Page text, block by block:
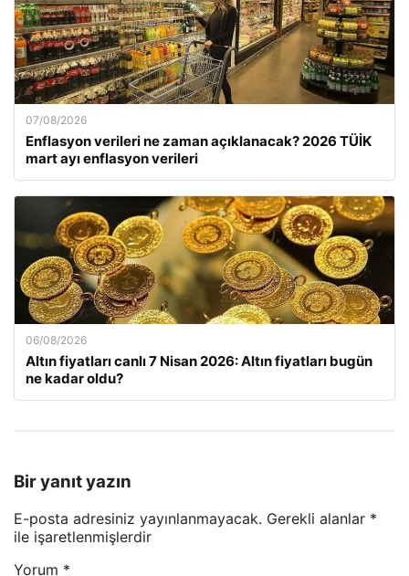
07/08/2026
Enflasyon verileri ne zaman açıklanacak? 2026 TÜİK
mart ayı enflasyon verileri
06/08/2026
Altın fiyatları canlı 7 Nisan 2026: Altın fiyatları bugün
ne kadar oldu?
Bir yanıt yazın
E-posta adresiniz yayınlanmayacak. Gerekli alanlar *
ile işaretlenmişlerdir
Yorum *